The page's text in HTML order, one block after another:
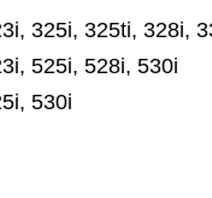
325i, 325ti, 328i,
525i, 528i, 530i
530i